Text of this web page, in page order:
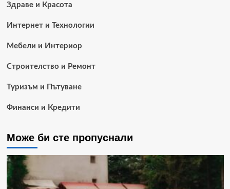
Здраве и Красота
Интернет и Технологии
Мебели и Интериор
Строителство и Ремонт
Туризъм и Пътуване
Финанси и Кредити
Може би сте пропуснали